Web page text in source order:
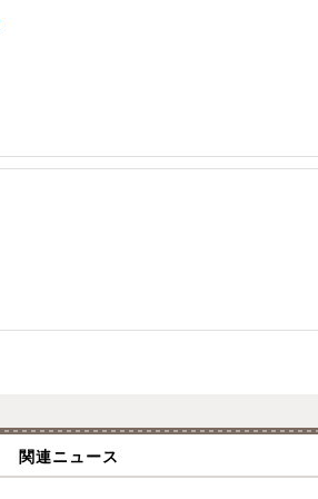
関連ニュース